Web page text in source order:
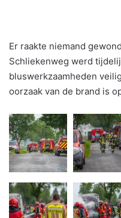
Er raakte niemand
Schliekenweg werd
bluswerkzaamheden
oorzaak van de brand is